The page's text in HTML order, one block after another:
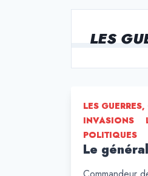
LES
LES
INVASIONS
POLITIQUES
Le